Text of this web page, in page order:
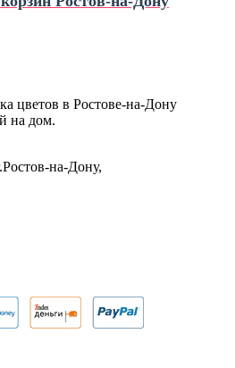
цветов в Ростове-на-Дону
на дом.
на-Дону,